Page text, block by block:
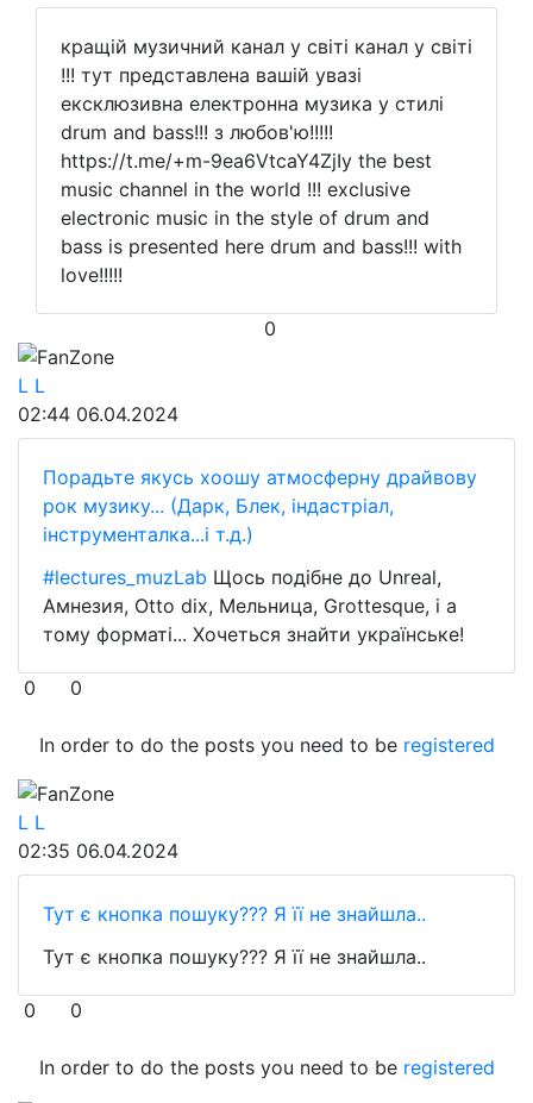
кращій музичний канал у світі канал у світі
!!! тут представлена вашій увазі
ексклюзивна електронна музика у стилі
drum and bass!!! з любов'ю!!!!!
https://t.me/+m-9ea6VtcaY4ZjIy the best
music channel in the world !!! exclusive
electronic music in the style of drum and
bass is presented here drum and bass!!! with
love!!!!!
0
FanZone
L L
02:44 06.04.2024
Порадьте якусь хоошу атмосферну драйвову
рок музику... (Дарк, Блек, індастріал,
інструменталка...і т.д.)
#lectures_muzLab Щось подібне до Unreal,
Амнезия, Otto dix, Мельница, Grottesque, і а
тому форматі... Хочеться знайти українське!
0 0
In order to do the posts you need to be registered
FanZone
L L
02:35 06.04.2024
Тут є кнопка пошуку??? Я її не знайшла..
Тут є кнопка пошуку??? Я її не знайшла..
0 0
In order to do the posts you need to be registered